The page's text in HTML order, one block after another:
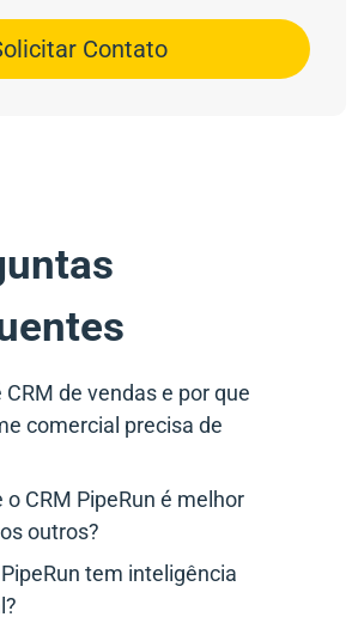
Contato
CRM de vendas e por que
comercial precisa de
o CRM PipeRun é melhor
outros?
PipeRun tem inteligência